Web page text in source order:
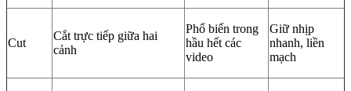
Cut
Cắt trực tiếp giữa hai
cảnh
Phổ biến trong
hầu hết các
video
Giữ nhịp
nhanh, liền
mạch